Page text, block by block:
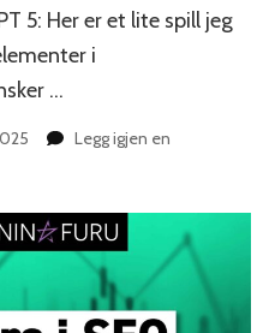
5: Her er et lite spill jeg
i
…
Legg igjen en